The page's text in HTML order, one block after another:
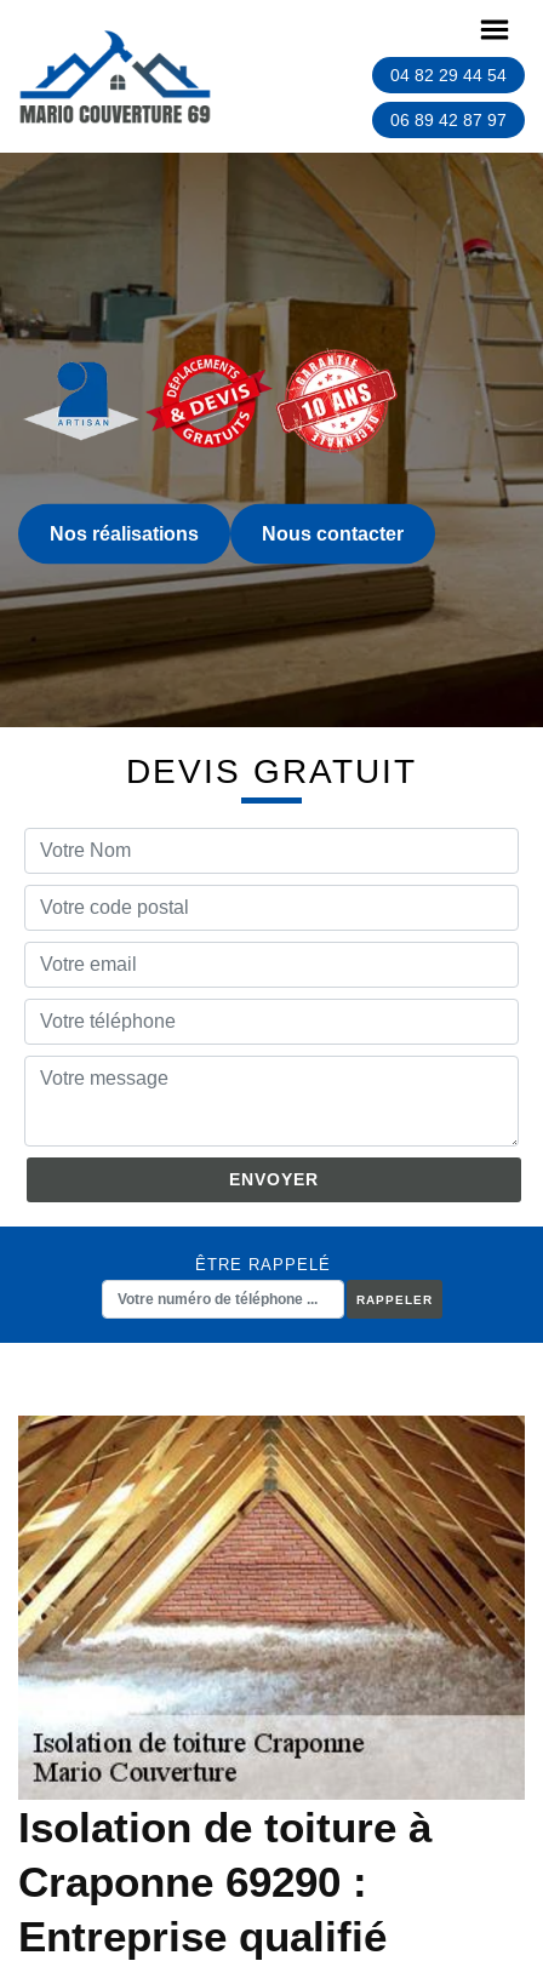
04 82 29 44 54
06 89 42 87 97
Nos réalisations Nous contacter
DEVIS GRATUIT
ÊTRE RAPPELÉ
Isolation de toiture à
Craponne 69290 :
Entreprise qualifié